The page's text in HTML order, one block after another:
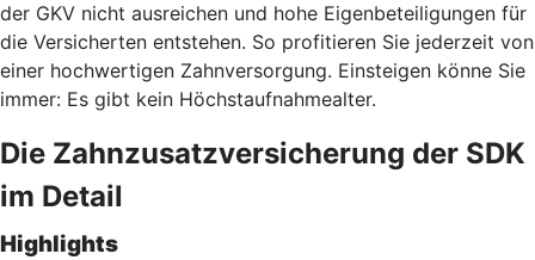
der GKV nicht ausreichen und hohe Eigenbeteiligungen für
die Versicherten entstehen. So profitieren Sie jederzeit von
einer hochwertigen Zahnversorgung. Einsteigen könne Sie
immer: Es gibt kein Höchstaufnahmealter.
Die Zahnzusatzversicherung der SDK
im Detail
Highlights